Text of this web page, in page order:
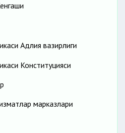
Адлия вазирлиги
Конституцияси
марказлари